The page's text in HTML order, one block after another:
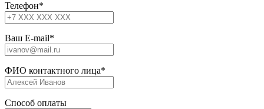
Телефон*
Ваш E-mail*
ФИО контактного лица*
Способ оплаты